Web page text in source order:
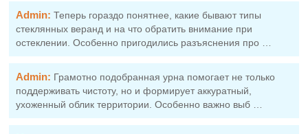
Admin: Теперь гораздо понятнее, какие бывают типы
стеклянных веранд и на что обратить внимание при
остеклении. Особенно пригодились разъяснения про …
Admin: Грамотно подобранная урна помогает не только
поддерживать чистоту, но и формирует аккуратный,
ухоженный облик территории. Особенно важно выб …